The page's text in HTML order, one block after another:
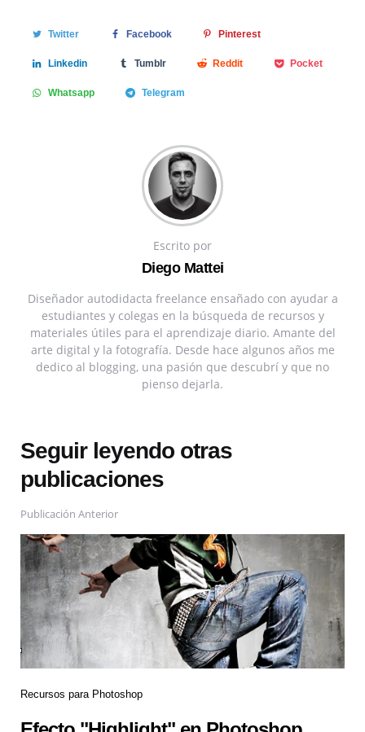
Twitter Facebook Pinterest
Linkedin Tumblr Reddit Pocket
Whatsapp Telegram
Escrito por
Diego Mattei
Diseñador autodidacta freelance ensañado con ayudar a
estudiantes y colegas en la búsqueda de recursos y
materiales útiles para el aprendizaje diario. Amante del
arte digital y la fotografía. Desde hace algunos años me
dedico al blogging, una pasión que descubrí y que no
pienso dejarla.
Seguir leyendo otras
publicaciones
Publicación Anterior
Recursos para Photoshop